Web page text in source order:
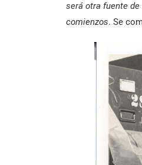
será otra fuente
comienzos. Se